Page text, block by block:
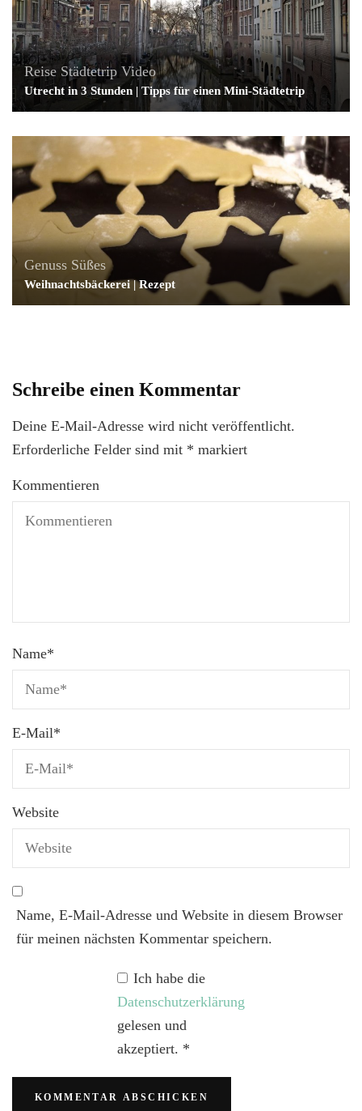
Reise Städtetrip Video
Utrecht in 3 Stunden | Tipps für einen Mini-Städtetrip
Genuss Süßes
Weihnachtsbäckerei | Rezept
Schreibe einen Kommentar
Deine E-Mail-Adresse wird nicht veröffentlicht.
Erforderliche Felder sind mit * markiert
Kommentieren
Name*
E-Mail*
Website
Name, E-Mail-Adresse und Website in diesem Browser
für meinen nächsten Kommentar speichern.
Ich habe die
Datenschutzerklärung
gelesen und
akzeptiert. *